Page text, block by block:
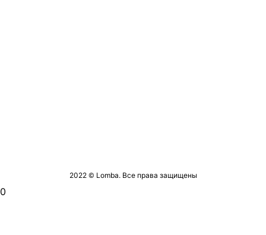
2022 © Lomba. Все права защищены
0